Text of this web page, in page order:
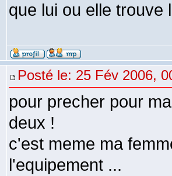
que lui ou elle trouve
Posté le: 25 Fév 2006,
pour precher pour
deux !
c'est meme ma
l'equipement ...